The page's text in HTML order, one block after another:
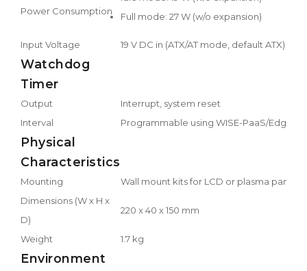
Power Consumption
Full mode: 27 W (w/o expansion)
Input Voltage 19 V DC in (ATX/AT mode, default ATX)
Watchdog
Timer
Output
Interrupt, system reset
Interval
Programmable using WISE-PaaS/
Physical
Characteristics
Mounting
Wall mount kits for LCD or plasma panels
Dimensions (W x H x
D)
220 x 40 x 150 mm
Weight 1.7 kg
Environment